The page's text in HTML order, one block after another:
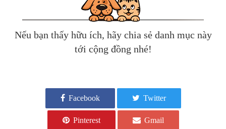
Nếu bạn thấy hữu ích, hãy chia sẻ danh mục này
tới cộng đồng nhé!
Facebook Twitter
Pinterest Gmail